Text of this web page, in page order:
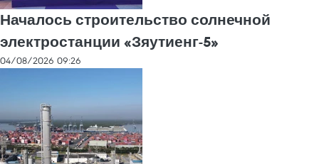
Началось строительство солнечной
электростанции «Зяутиенг-5»
04/08/2026 09:26